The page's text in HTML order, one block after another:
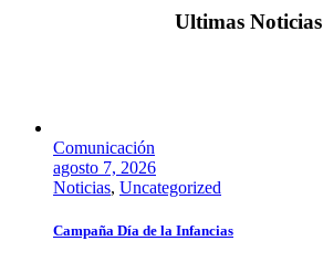
Ultimas Noticias
Comunicación
agosto 7, 2026
Noticias, Uncategorized
Campaña Día de la Infancias